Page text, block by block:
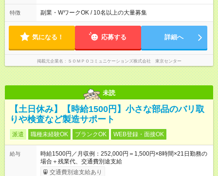
態：本採用時と同じです。 給与：時給 1,780円以上 ※各加算給
無
22時 (実7h/休1h） ★週3～5日※土or日必須 ◎休日：平日メイン
※[B]OJT終了後要相談 ◎下記選択制 （1）曜日固定 週3～・土or
選択可 ▶ご確認 祝日/GW/年末年始等も シフト通りの出勤が必要
です
特徴 副業・WワークOK / 10名以上の大量募集
気になる！ 応募する 詳細へ
掲載元企業名 ＳＯＭＰＯコミュニケーションズ株式会社 東京センター
未読
【土日休み】【時給1500円】小さな部品のバリ取
りや検査など製造サポート
派遣 職種未経験OK ブランクOK WEB登録・面接OK
給与
時給1500円／月収例：252,000円＝1,500円×8時間×21日勤務の
場合＋残業代、交通費別途支給
交通費別途支給あり